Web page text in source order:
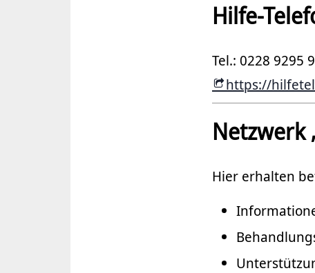
Hilfe-
Tel.: 0228 9295
https://
Netzwerk
Hier erhalten